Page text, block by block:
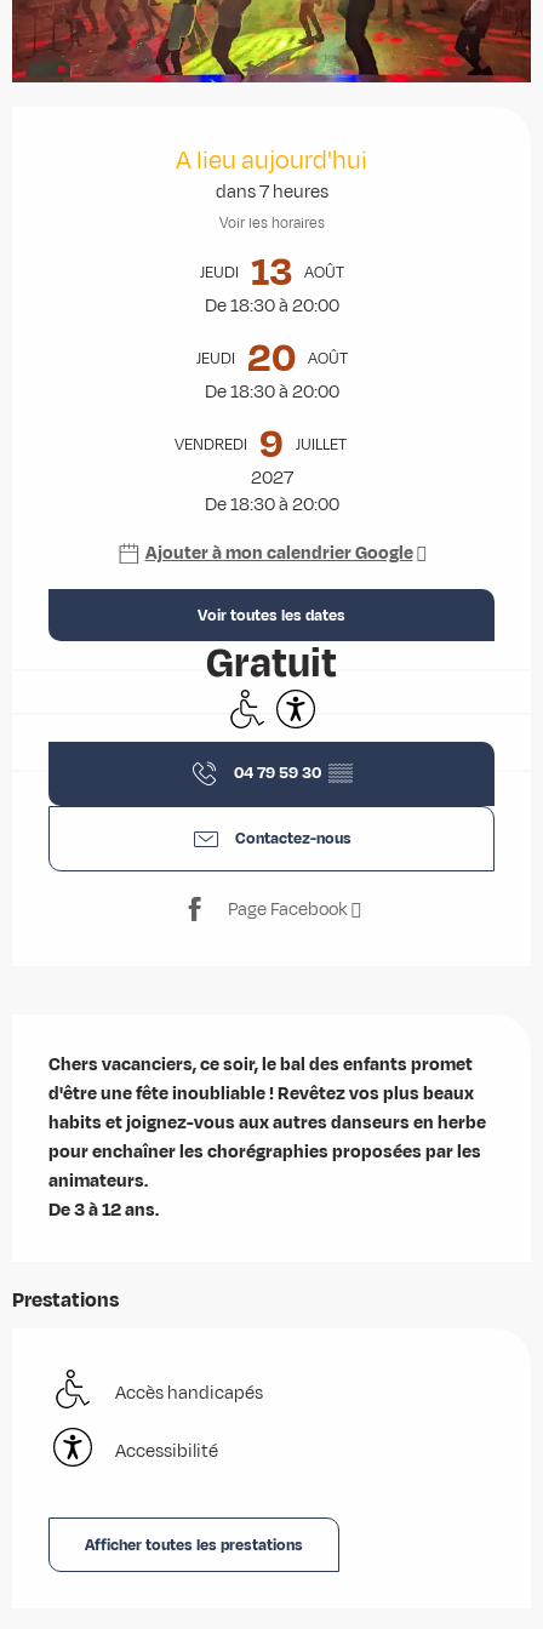
A lieu aujourd'hui
dans 7 heures
Voir les horaires
JEUDI 13 AOÛT
De 18:30 à 20:00
JEUDI 20 AOÛT
De 18:30 à 20:00
VENDREDI 9 JUILLET
2027
De 18:30 à 20:00
Ajouter à mon calendrier Google
Voir toutes les dates
Gratuit
Accès handicapés
Accessibilité
04 79 59 30 ▒▒
Contactez-nous
Page Facebook
Chers vacanciers, ce soir, le bal des enfants promet
d'être une fête inoubliable ! Revêtez vos plus beaux
habits et joignez-vous aux autres danseurs en herbe
pour enchaîner les chorégraphies proposées par les
animateurs.
De 3 à 12 ans.
Prestations
Accès handicapés
Accessibilité
Afficher toutes les prestations